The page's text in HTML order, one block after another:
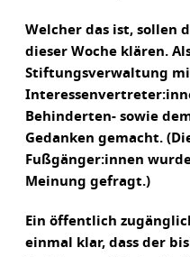
Welcher das ist, sollen
dieser Woche klären.
Stiftungsverwaltung
Behinderten- sowie
Gedanken gemacht.
Fußgänger:innen
Meinung gefragt.)
Ein öffentlich
einmal klar, dass der